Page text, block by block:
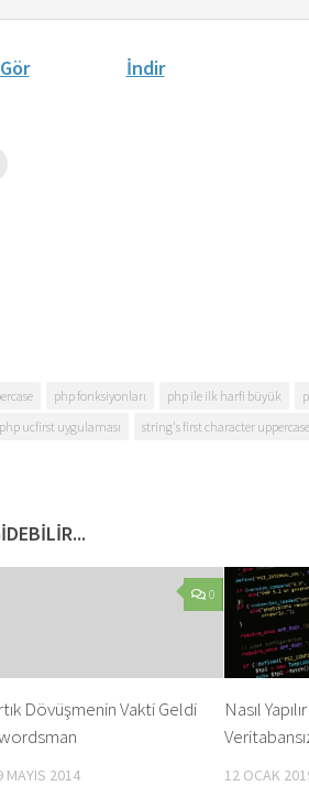
İndir
php fonksiyonları php ile ilk harfi büyük
php ucfirst uygulaması
string's first character uppercase
0
Dövüşmenin Vakti Geldi
MAYIS 2014
Nasıl
12 OCAK